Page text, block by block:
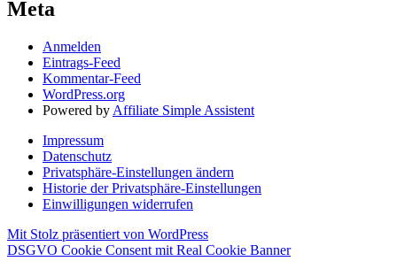
Meta
Anmelden
Eintrags-Feed
Kommentar-Feed
WordPress.org
Powered by Affiliate Simple Assistent
Impressum
Datenschutz
Privatsphäre-Einstellungen ändern
Historie der Privatsphäre-Einstellungen
Einwilligungen widerrufen
Mit Stolz präsentiert von WordPress
DSGVO Cookie Consent mit Real Cookie Banner